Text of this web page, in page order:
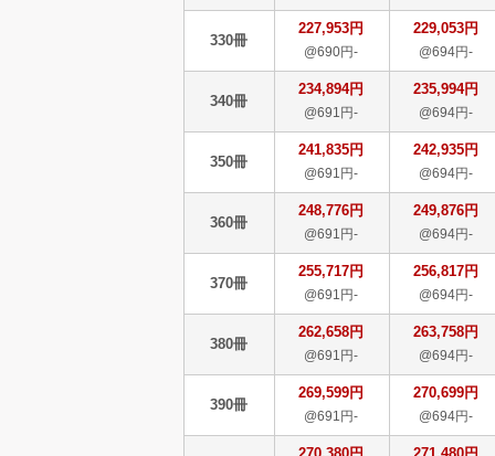
330冊
227,953円
@690円-
229,053円
@694円-
340冊
234,894円
@691円-
235,994円
@694円-
350冊
241,835円
@691円-
242,935円
@694円-
360冊
248,776円
@691円-
249,876円
@694円-
370冊
255,717円
@691円-
256,817円
@694円-
380冊
262,658円
@691円-
263,758円
@694円-
390冊
269,599円
@691円-
270,699円
@694円-